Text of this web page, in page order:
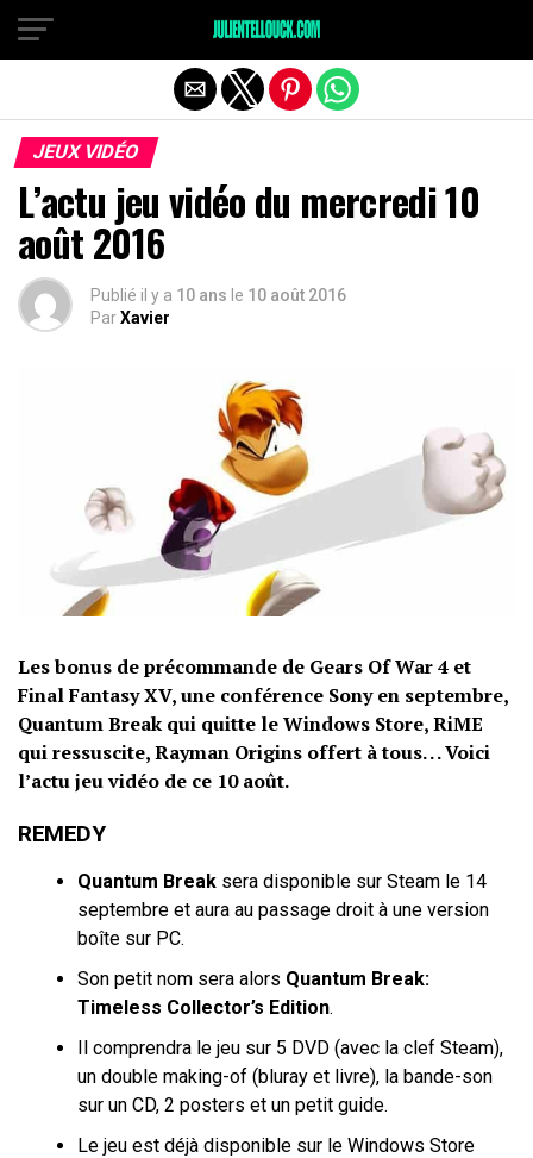
JEUX VIDÉO
L’actu jeu vidéo du mercredi 10
août 2016
Publié il y a 10 ans le 10 août 2016
ParXavier
Les bonus de précommande de Gears Of War 4 et
Final Fantasy XV, une conférence Sony en septembre,
Quantum Break qui quitte le Windows Store, RiME
qui ressuscite, Rayman Origins offert à tous. . . Voici
l’actu jeu vidéo de ce 10 août.
REMEDY
Quantum Break sera disponible sur Steam le 14
septembre et aura au passage droit à une version
boîte sur PC.
Son petit nom sera alors Quantum Break:
Timeless Collector’s Edition.
Il comprendra le jeu sur 5 DVD (avec la clef Steam),
un double making-of (bluray et livre), la bande-son
sur un CD, 2 posters et un petit guide.
Le jeu est déjà disponible sur le Windows Store